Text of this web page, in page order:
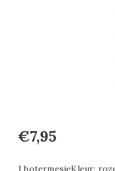
€7,95
1 botermesjeKleur: